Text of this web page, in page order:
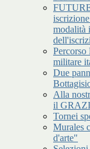
modalità
Percorso
militare
Due
Alla
il
Tornei
Murales
d'arte"